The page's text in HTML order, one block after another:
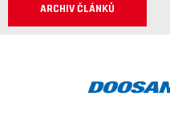
ARCHIV ČLÁNKŮ